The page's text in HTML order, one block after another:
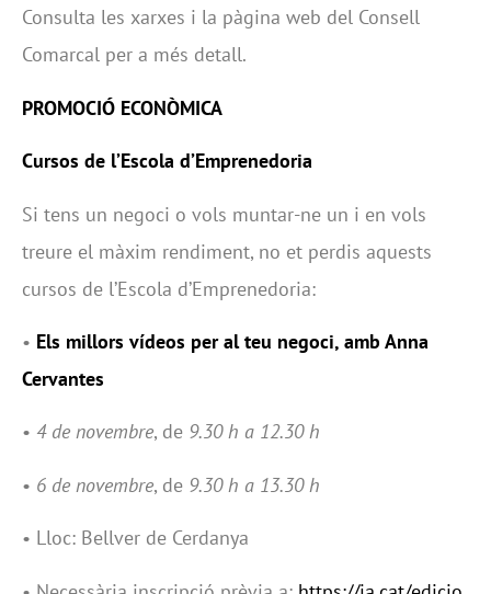
Consulta les xarxes i la pàgina web del Consell
Comarcal per a més detall.
PROMOCIÓ ECONÒMICA
Cursos de l’Escola d’Emprenedoria
Si tens un negoci o vols muntar-ne un i en vols
treure el màxim rendiment, no et perdis aquests
cursos de l’Escola d’Emprenedoria:
• Els millors vídeos per al teu negoci, amb Anna
Cervantes
• 4 de novembre, de 9.30 h a 12.30 h
• 6 de novembre, de 9.30 h a 13.30 h
• Lloc: Bellver de Cerdanya